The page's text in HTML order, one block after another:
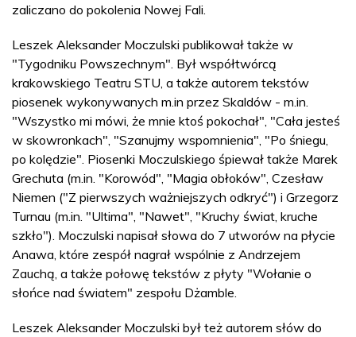
zaliczano do pokolenia Nowej Fali.
Leszek Aleksander Moczulski publikował także w
"Tygodniku Powszechnym". Był współtwórcą
krakowskiego Teatru STU, a także autorem tekstów
piosenek wykonywanych m.in przez Skaldów - m.in.
"Wszystko mi mówi, że mnie ktoś pokochał", "Cała jesteś
w skowronkach", "Szanujmy wspomnienia", "Po śniegu,
po kolędzie". Piosenki Moczulskiego śpiewał także Marek
Grechuta (m.in. "Korowód", "Magia obłoków", Czesław
Niemen ("Z pierwszych ważniejszych odkryć") i Grzegorz
Turnau (m.in. "Ultima", "Nawet", "Kruchy świat, kruche
szkło"). Moczulski napisał słowa do 7 utworów na płycie
Anawa, które zespół nagrał wspólnie z Andrzejem
Zauchą, a także połowę tekstów z płyty "Wołanie o
słońce nad światem" zespołu Dżamble.
Leszek Aleksander Moczulski był też autorem słów do